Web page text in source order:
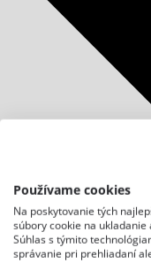
Používame cookies
Na poskytovanie tých
súbory cookie na
Súhlas s týmito
správanie pri prehliadaní